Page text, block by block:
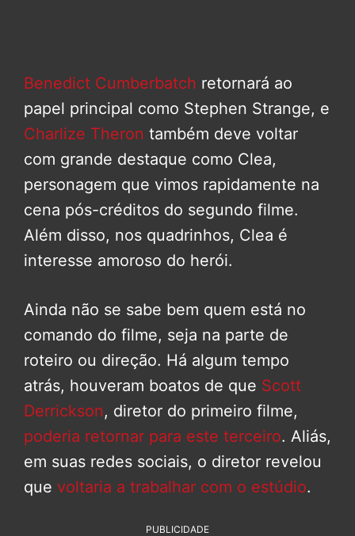
Benedict Cumberbatch retornará ao
papel principal como Stephen Strange, e
Charlize Theron também deve voltar
com grande destaque como Clea,
personagem que vimos rapidamente na
cena pós-créditos do segundo filme.
Além disso, nos quadrinhos, Clea é
interesse amoroso do herói.
Ainda não se sabe bem quem está no
comando do filme, seja na parte de
roteiro ou direção. Há algum tempo
atrás, houveram boatos de que Scott
Derrickson, diretor do primeiro filme,
poderia retornar para este terceiro. Aliás,
em suas redes sociais, o diretor revelou
que voltaria a trabalhar com o estúdio.
PUBLICIDADE